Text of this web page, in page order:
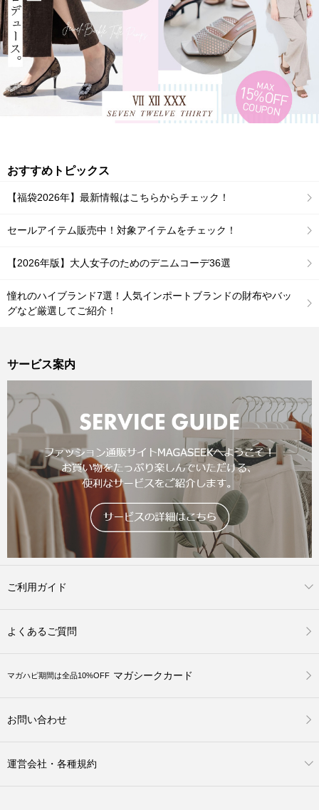
おすすめトピックス
【福袋2026年】最新情報はこちらからチェック！
セールアイテム販売中！対象アイテムをチェック！
【2026年版】大人女子のためのデニムコーデ36選
憧れのハイブランド7選！人気インポートブランドの財布やバッ
グなど厳選してご紹介！
サービス案内
ご利用ガイド
よくあるご質問
マガハピ期間は全品10%OFF マガシークカード
お問い合わせ
運営会社・各種規約